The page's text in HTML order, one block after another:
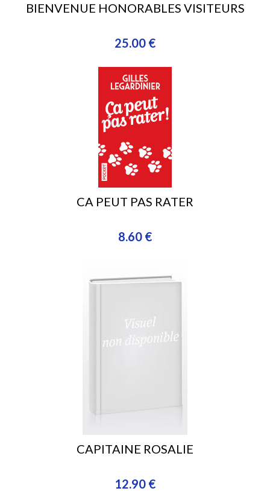
BIENVENUE HONORABLES VISITEURS
25.00 €
CA PEUT PAS RATER
8.60 €
CAPITAINE ROSALIE
12.90 €